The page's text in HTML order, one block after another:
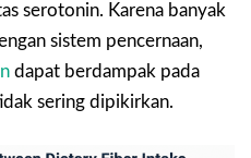
serotonin. Karena banyak
sistem pencernaan,
dapat berdampak pada
sering dipikirkan.